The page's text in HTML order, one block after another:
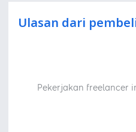
Ulasan dari
Pekerjakan freelancer